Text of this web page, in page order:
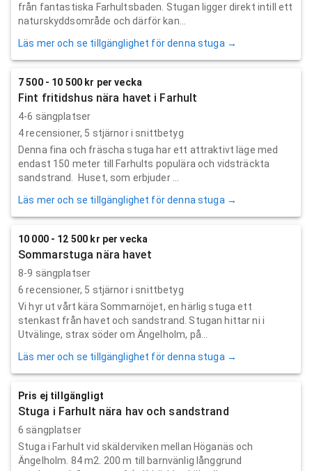
från fantastiska Farhultsbaden. Stugan ligger direkt intill ett
naturskyddsområde och därför kan...
Läs mer och se tillgänglighet för denna stuga →
7 500 - 10 500 kr per vecka
Fint fritidshus nära havet i Farhult
4-6 sängplatser
4recensioner, 5 stjärnor i snittbetyg
Denna fina och fräscha stuga har ett attraktivt läge med
endast 150 meter till Farhults populära och vidsträckta
sandstrand. Huset, som erbjuder ...
Läs mer och se tillgänglighet för denna stuga →
10 000 - 12 500 kr per vecka
Sommarstuga nära havet
8-9 sängplatser
6 recensioner, 5 stjärnor i snittbetyg
Vi hyr ut vårt kära Sommarnöjet, en härlig stuga ett
stenkast från havet och sandstrand. Stugan hittar ni i
Utvälinge, strax söder om Ängelholm, på...
Läs mer och se tillgänglighet för denna stuga →
Pris ej tillgängligt
Stuga i Farhult nära hav och sandstrand
6 sängplatser
Stuga i Farhult vid skälderviken mellan Höganäs och
Ängelholm. 84 m2. 200 m till barnvänlig långgrund